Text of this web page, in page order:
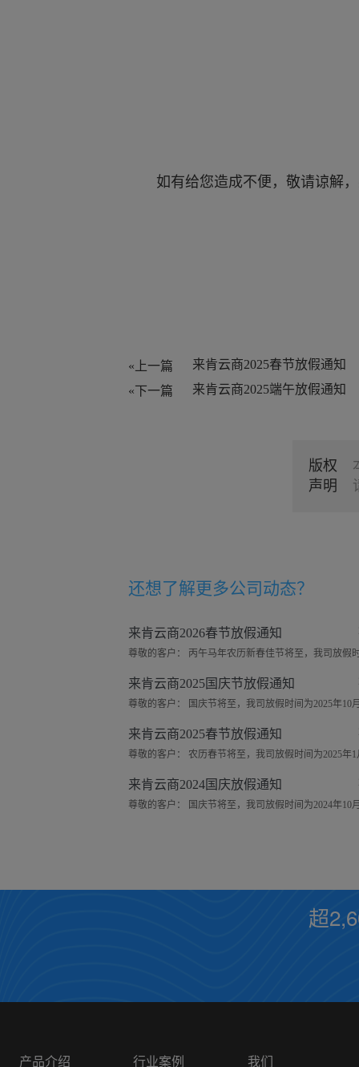
如有给您造成不便，敬请谅解，
«上一篇
来肯云商2025春节放假通知
«下一篇
来肯云商2025端午放假通知
版权
声明
还想了解更多公司动态？
来肯云商2026春节放假通知
来肯云商2025国庆节放假通知
来肯云商2025春节放假通知
来肯云商2024国庆放假通知
超
产品介绍 行业案例 我们